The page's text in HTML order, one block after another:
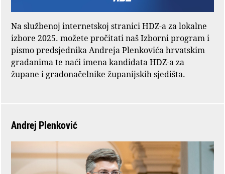
Na službenoj internetskoj stranici HDZ-a za lokalne
izbore 2025. možete pročitati naš Izborni program i
pismo predsjednika Andreja Plenkovića hrvatskim
građanima te naći imena kandidata HDZ-a za
župane i gradonačelnike županijskih sjedišta.
Andrej Plenković